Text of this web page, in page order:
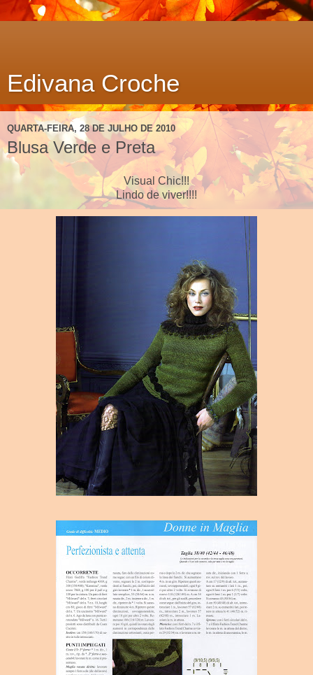
Edivana Croche
QUARTA-FEIRA, 28 DE JULHO DE 2010
Blusa Verde e Preta
Visual Chic!!!
Lindo de viver!!!!